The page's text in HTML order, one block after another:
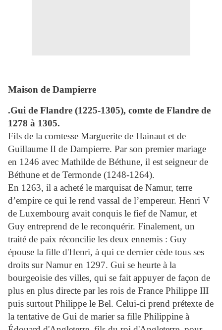
Maison de Dampierre
.Gui de Flandre (1225-1305), comte de Flandre de
1278 à 1305.
Fils de la comtesse Marguerite de Hainaut et de
Guillaume II de Dampierre. Par son premier mariage
en 1246 avec Mathilde de Béthune, il est seigneur de
Béthune et de Termonde (1248-1264).
En 1263, il a acheté le marquisat de Namur, terre
d’empire ce qui le rend vassal de l’empereur. Henri V
de Luxembourg avait conquis le fief de Namur, et
Guy entreprend de le reconquérir. Finalement, un
traité de paix réconcilie les deux ennemis : Guy
épouse la fille d'Henri, à qui ce dernier cède tous ses
droits sur Namur en 1297. Gui se heurte à la
bourgeoisie des villes, qui se fait appuyer de façon de
plus en plus directe par les rois de France Philippe III
puis surtout Philippe le Bel. Celui-ci prend prétexte de
la tentative de Gui de marier sa fille Philippine à